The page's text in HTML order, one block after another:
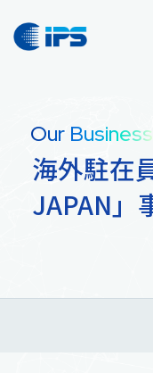
会社情報
Our
事業紹介
Our Business
海外駐在
JAPAN」